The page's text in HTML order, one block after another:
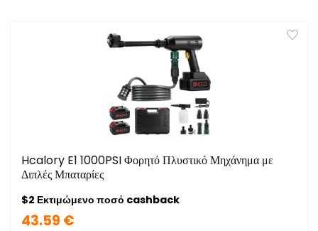
Hcalory E1 1000PSI Φορητό Πλυστικό Μηχάνημα με
Διπλές Μπαταρίες
$2 Εκτιμώμενο ποσό cashback
43.59 €